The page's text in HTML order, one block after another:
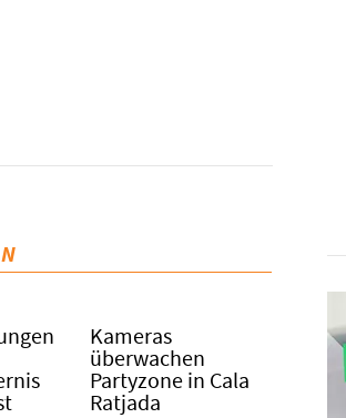
Kameras
überwachen
Partyzone in Cala
Ratjada